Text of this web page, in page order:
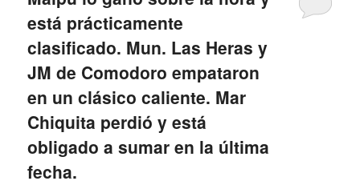
está prácticamente
clasificado. Mun. Las Heras y
JM de Comodoro empataron
en un clásico caliente. Mar
Chiquita perdió y está
obligado a sumar en la última
fecha.